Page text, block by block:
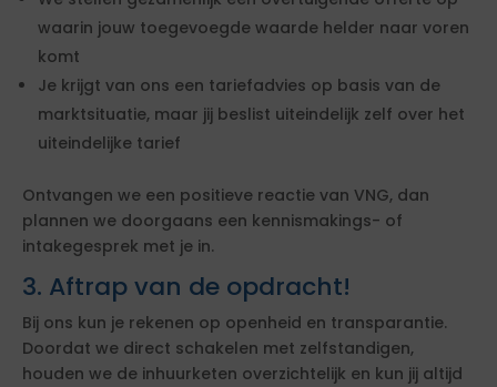
waarin jouw toegevoegde waarde helder naar voren
komt
Je krijgt van ons een tariefadvies op basis van de
marktsituatie, maar jij beslist uiteindelijk zelf over het
uiteindelijke tarief
Ontvangen we een positieve reactie van VNG, dan
plannen we doorgaans een kennismakings- of
intakegesprek met je in.
3. Aftrap van de opdracht!
Bij ons kun je rekenen op openheid en transparantie.
Doordat we direct schakelen met zelfstandigen,
houden we de inhuurketen overzichtelijk en kun jij altijd